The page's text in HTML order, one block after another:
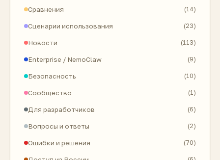
Сравнения (14)
Сценарии использования (23)
Новости (113)
Enterprise / NemoClaw (9)
Безопасность (10)
Сообщество (1)
Для разработчиков (6)
Вопросы и ответы (2)
Ошибки и решения (70)